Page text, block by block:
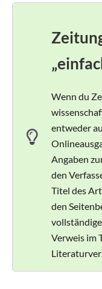
Wenn du
entweder
Angaben
den
Titel des
den
Verweis im